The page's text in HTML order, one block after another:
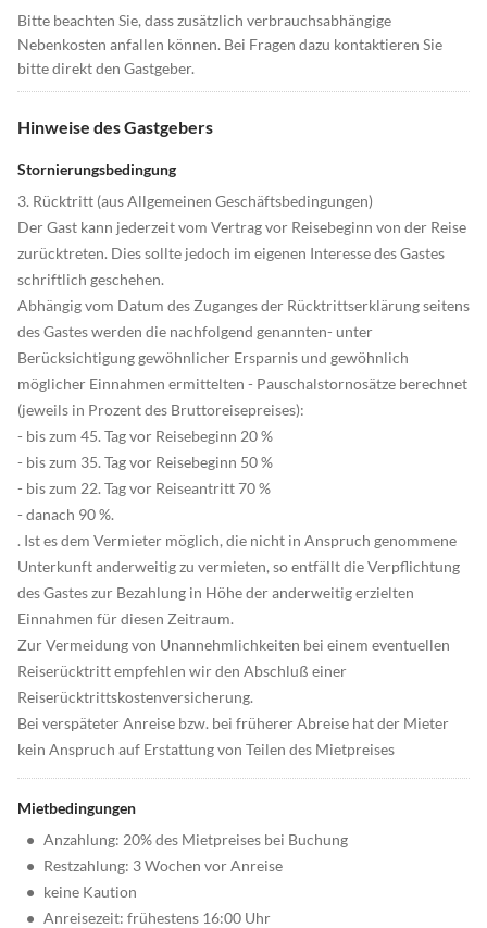
Bitte beachten Sie, dass zusätzlich verbrauchsabhängige
Nebenkosten anfallen können. Bei Fragen dazu kontaktieren Sie
bitte direkt den Gastgeber.
Hinweise des Gastgebers
Stornierungsbedingung
3. Rücktritt (aus Allgemeinen Geschäftsbedingungen)
Der Gast kann jederzeit vom Vertrag vor Reisebeginn von der Reise
zurücktreten. Dies sollte jedoch im eigenen Interesse des Gastes
schriftlich geschehen.
Abhängig vom Datum des Zuganges der Rücktrittserklärung seitens
des Gastes werden die nachfolgend genannten- unter
Berücksichtigung gewöhnlicher Ersparnis und gewöhnlich
möglicher Einnahmen ermittelten - Pauschalstornosätze berechnet
(jeweils in Prozent des Bruttoreisepreises):
- bis zum 45. Tag vor Reisebeginn 20 %
- bis zum 35. Tag vor Reisebeginn 50 %
- bis zum 22. Tag vor Reiseantritt 70 %
- danach 90 %.
. Ist es dem Vermieter möglich, die nicht in Anspruch genommene
Unterkunft anderweitig zu vermieten, so entfällt die Verpflichtung
des Gastes zur Bezahlung in Höhe der anderweitig erzielten
Einnahmen für diesen Zeitraum.
Zur Vermeidung von Unannehmlichkeiten bei einem eventuellen
Reiserücktritt empfehlen wir den Abschluß einer
Reiserücktrittskostenversicherung.
Bei verspäteter Anreise bzw. bei früherer Abreise hat der Mieter
kein Anspruch auf Erstattung von Teilen des Mietpreises
Mietbedingungen
• Anzahlung: 20% des Mietpreises bei Buchung
• Restzahlung: 3 Wochen vor Anreise
• keine Kaution
• Anreisezeit: frühestens 16:00 Uhr